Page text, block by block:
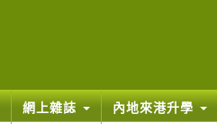
網上雜誌 內地來港升學